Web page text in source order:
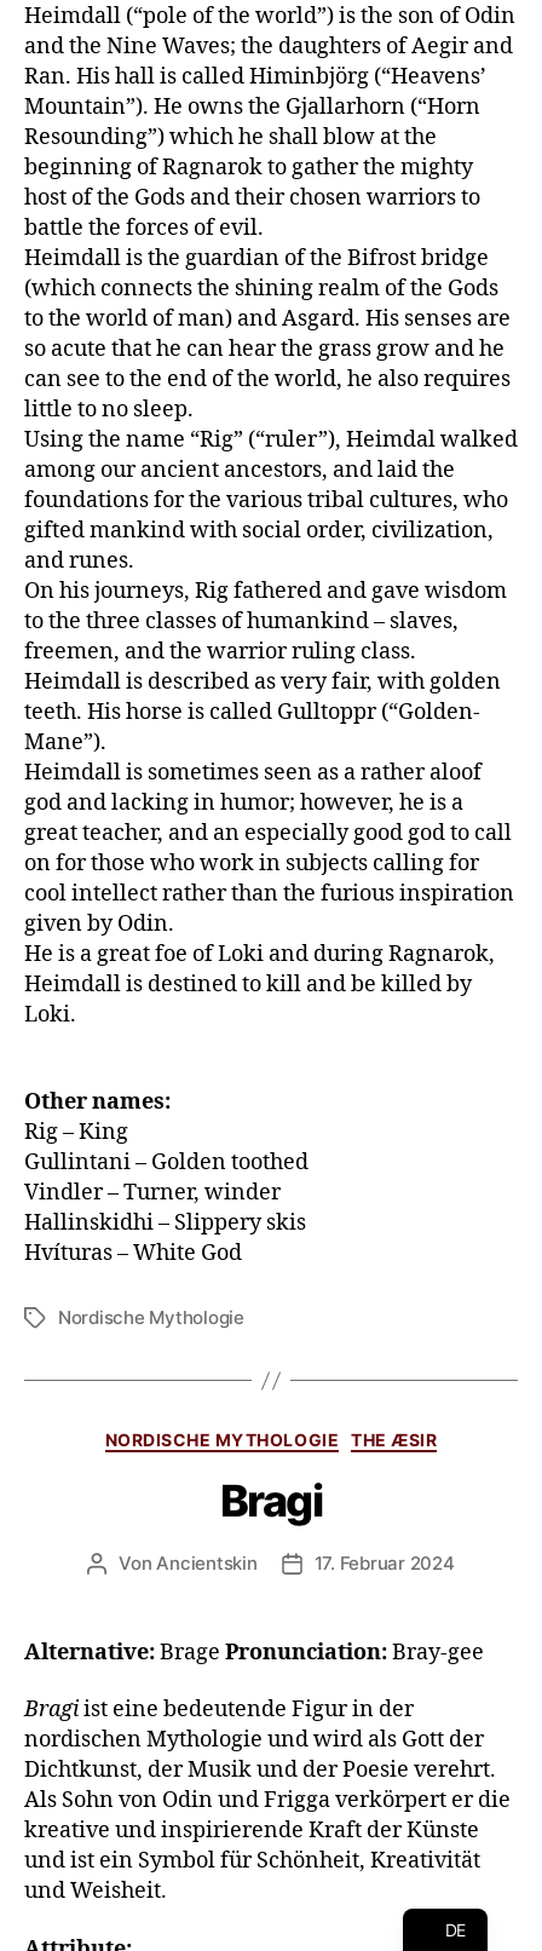
Heimdall (“pole of the world”) is the son of Odin
and the Nine Waves; the daughters of Aegir and
Ran. His hall is called Himinbjörg (“Heavens’
Mountain”). He owns the Gjallarhorn (“Horn
Resounding”) which he shall blow at the
beginning of Ragnarok to gather the mighty
host of the Gods and their chosen warriors to
battle the forces of evil.
Heimdall is the guardian of the Bifrost bridge
(which connects the shining realm of the Gods
to the world of man) and Asgard. His senses are
so acute that he can hear the grass grow and he
can see to the end of the world, he also requires
little to no sleep.
Using the name “Rig” (“ruler”), Heimdal walked
among our ancient ancestors, and laid the
foundations for the various tribal cultures, who
gifted mankind with social order, civilization,
and runes.
On his journeys, Rig fathered and gave wisdom
to the three classes of humankind – slaves,
freemen, and the warrior ruling class.
Heimdall is described as very fair, with golden
teeth. His horse is called Gulltoppr (“Golden-
Mane”).
Heimdall is sometimes seen as a rather aloof
god and lacking in humor; however, he is a
great teacher, and an especially good god to call
on for those who work in subjects calling for
cool intellect rather than the furious inspiration
given by Odin.
He is a great foe of Loki and during Ragnarok,
Heimdall is destined to kill and be killed by
Loki.
Other names:
Rig – King
Gullintani – Golden toothed
Vindler – Turner, winder
Hallinskidhi – Slippery skis
Hvíturas – White God
Nordische Mythologie
NORDISCHE MYTHOLOGIE THE ÆSIR
Bragi
Von Ancientskin 17. Februar 2024
Alternative:Brage Pronunciation:Bray-gee
Bragiist eine bedeutende Figur in der
nordischen Mythologie und wird als Gott der
Dichtkunst, der Musik und der Poesie verehrt.
Als Sohn von Odin und Frigga verkörpert er die
kreative und inspirierende Kraft der Künste
und ist ein Symbol für Schönheit, Kreativität
und Weisheit.
DE